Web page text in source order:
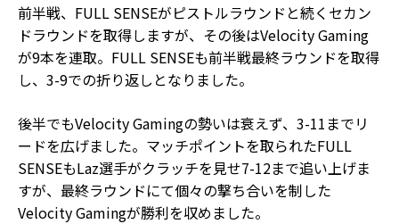
前半戦、FULL SENSEがピストルラウンドと続くセカン
ドラウンドを取得しますが、その後はVelocity Gaming
が9本を連取。FULL SENSEも前半戦最終ラウンドを取得
し、3-9での折り返しとなりました。
後半でもVelocity Gamingの勢いは衰えず、3-11までリ
ードを広げました。マッチポイントを取られたFULL
SENSEもLaz選手がクラッチを見せ7-12まで追い上げま
すが、最終ラウンドにて個々の撃ち合いを制した
Velocity Gamingが勝利を収めました。